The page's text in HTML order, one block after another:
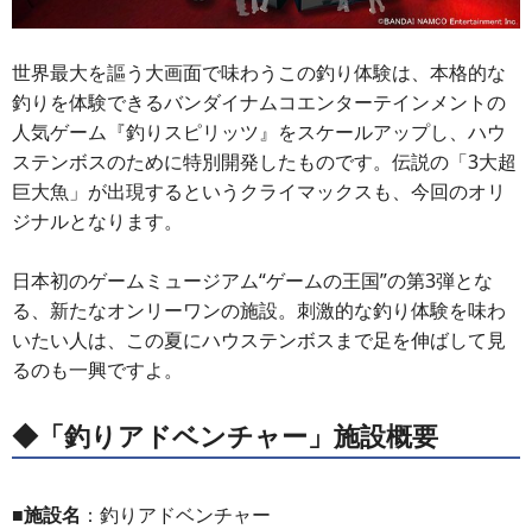
世界最大を謳う大画面で味わうこの釣り体験は、本格的な
釣りを体験できるバンダイナムコエンターテインメントの
人気ゲーム『釣りスピリッツ』をスケールアップし、ハウ
ステンボスのために特別開発したものです。伝説の「3大超
巨大魚」が出現するというクライマックスも、今回のオリ
ジナルとなります。
日本初のゲームミュージアム“ゲームの王国”の第3弾とな
る、新たなオンリーワンの施設。刺激的な釣り体験を味わ
いたい人は、この夏にハウステンボスまで足を伸ばして見
るのも一興ですよ。
◆「釣りアドベンチャー」施設概要
■施設名 ：釣りアドベンチャー